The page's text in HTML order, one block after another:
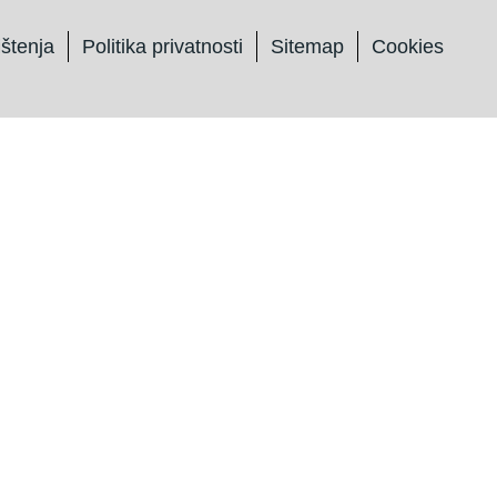
Politika privatnosti Sitemap Cookies